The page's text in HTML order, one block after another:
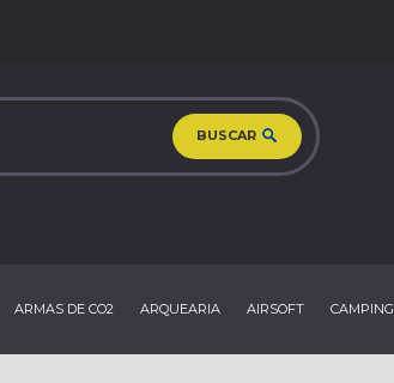
BUSCAR
ARMAS DE CO2 ARQUEARIA AIRSOFT CAMPING